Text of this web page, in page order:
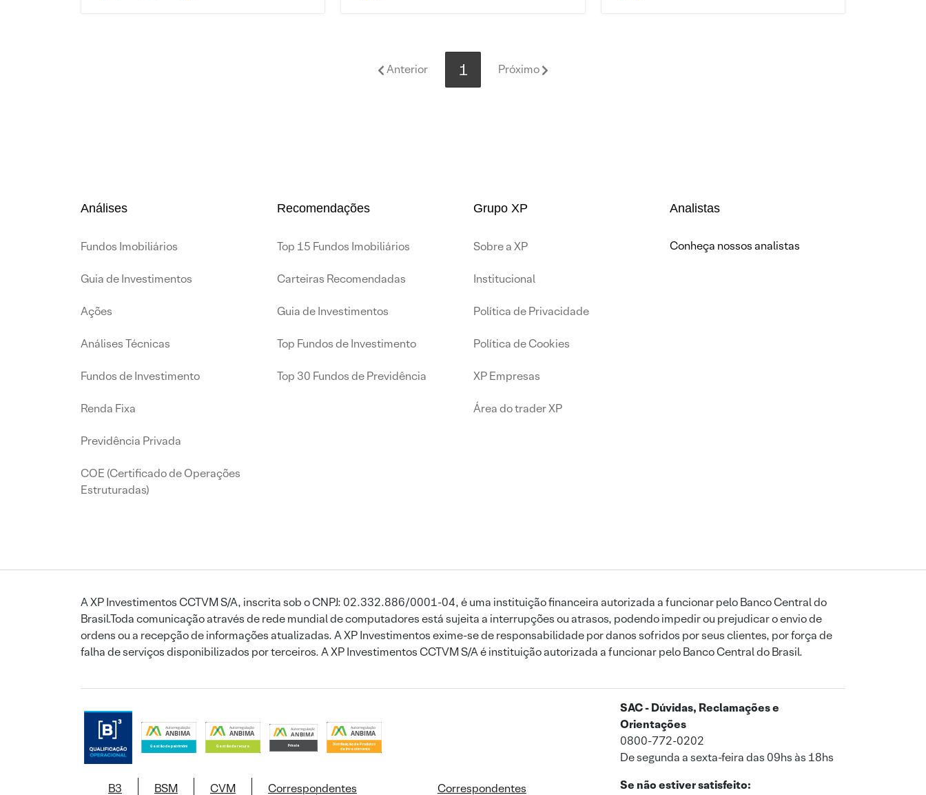
Anterior 1 Próximo
Análises
Fundos Imobiliários
Guia de Investimentos
Ações
Análises Técnicas
Fundos de Investimento
Renda Fixa
Previdência Privada
COE (Certificado de Operações
Estruturadas)
Recomendações
Top 15 Fundos Imobiliários
Carteiras Recomendadas
Guia de Investimentos
Top Fundos de Investimento
Top 30 Fundos de Previdência
Grupo XP
Sobre a XP
Institucional
Política de Privacidade
Política de Cookies
XP Empresas
Área do trader XP
Analistas
Conheça nossos analistas
A XP Investimentos CCTVM S/A, inscrita sob o CNPJ: 02.332.886/0001-04, é uma instituição financeira autorizada a funcionar pelo Banco Central do
Brasil.Toda comunicação através de rede mundial de computadores está sujeita a interrupções ou atrasos, podendo impedir ou prejudicar o envio de
ordens ou a recepção de informações atualizadas. A XP Investimentos exime-se de responsabilidade por danos sofridos por seus clientes, por força de
falha de serviços disponibilizados por terceiros. A XP Investimentos CCTVM S/A é instituição autorizada a funcionar pelo Banco Central do Brasil.
B3 BSM CVM Correspondentes Correspondentes
SAC - Dúvidas, Reclamações e
Orientações
0800-772-0202
De segunda a sexta-feira das 09hs às 18hs
Se não estiver satisfeito: